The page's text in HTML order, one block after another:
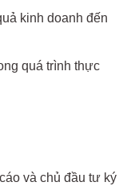
kinh doanh đến
quá trình thực
và chủ đầu tư ký